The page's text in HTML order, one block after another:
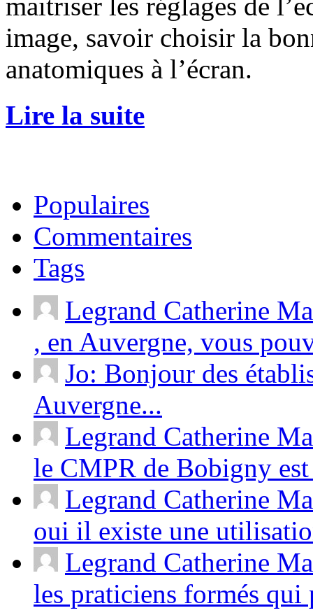
maitriser les réglages de
image, savoir choisir la
anatomiques à l’écran.
Lire la suite
Populaires
Commentaires
Tags
Legrand Catherine
, en Auvergne, vous
Jo: Bonjour des
Auvergne...
Legrand Catherine
le CMPR de Bobigny
Legrand Catherine
oui il existe une
Legrand Catherine
les praticiens formés qui